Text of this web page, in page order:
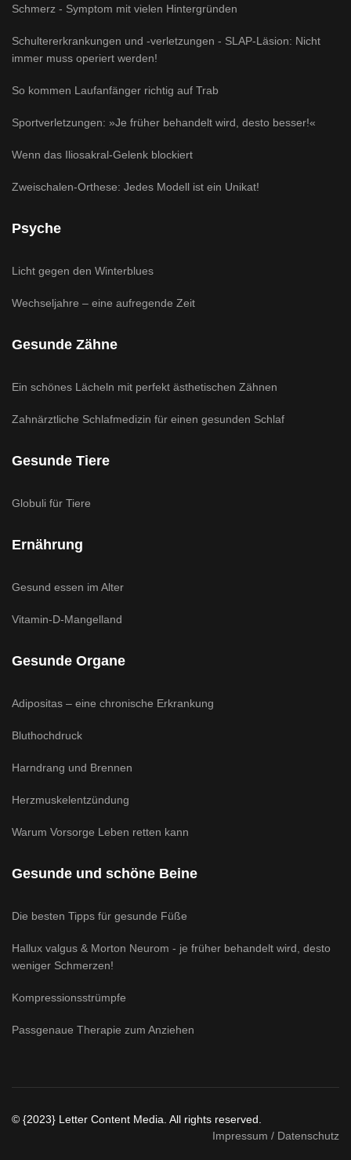
Schmerz - Symptom mit vielen Hintergründen
Schultererkrankungen und -verletzungen - SLAP-Läsion: Nicht
immer muss operiert werden!
So kommen Laufanfänger richtig auf Trab
Sportverletzungen: »Je früher behandelt wird, desto besser!«
Wenn das Iliosakral-Gelenk blockiert
Zweischalen-Orthese: Jedes Modell ist ein Unikat!
Psyche
Licht gegen den Winterblues
Wechseljahre – eine aufregende Zeit
Gesunde Zähne
Ein schönes Lächeln mit perfekt ästhetischen Zähnen
Zahnärztliche Schlafmedizin für einen gesunden Schlaf
Gesunde Tiere
Globuli für Tiere
Ernährung
Gesund essen im Alter
Vitamin-D-Mangelland
Gesunde Organe
Adipositas – eine chronische Erkrankung
Bluthochdruck
Harndrang und Brennen
Herzmuskelentzündung
Warum Vorsorge Leben retten kann
Gesunde und schöne Beine
Die besten Tipps für gesunde Füße
Hallux valgus & Morton Neurom - je früher behandelt wird, desto
weniger Schmerzen!
Kompressionsstrümpfe
Passgenaue Therapie zum Anziehen
© {2023} Letter Content Media. All rights reserved.
Impressum / Datenschutz